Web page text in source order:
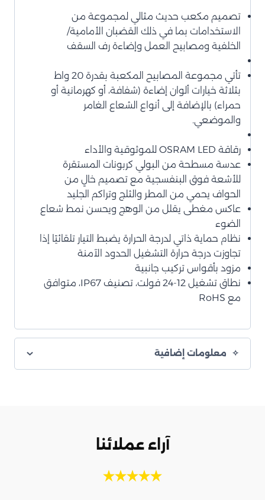
تصميم مكعب حديث مثالي لمجموعة من
الاستخدامات بما في ذلك القضبان الأمامية/
الخلفية ومصابيح العمل وإضاءة رف السقف
تأتي مجموعة المصابيح المكعبة بقدرة 20 واط
بثلاثة خيارات ألوان إضاءة (شفافة، أو كهرمانية أو
حمراء) بالإضافة إلى أنواع الشعاع الغامر
والموضعي.
رقاقة OSRAM LED للموثوقية والأداء
عدسة مسطحة من البولي كربونات المستقرة
للأشعة فوق البنفسجية مع تصميم خالٍ من
الحواف يحمي من المطر والثلج وتراكم الجليد
عاكس مغطى يقلل من الوهج ويحسن نمط شعاع
الضوء
نظام حماية ذاتي لدرجة الحرارة يضبط التيار تلقائيًا إذا
تجاوزت درجة حرارة التشغيل الحدود الآمنة
مزود بأقواس تركيب جانبية
نطاق تشغيل 12-24 فولت، تصنيف IP67، متوافق
مع RoHS
معلومات إضافية
آراء عملائنا